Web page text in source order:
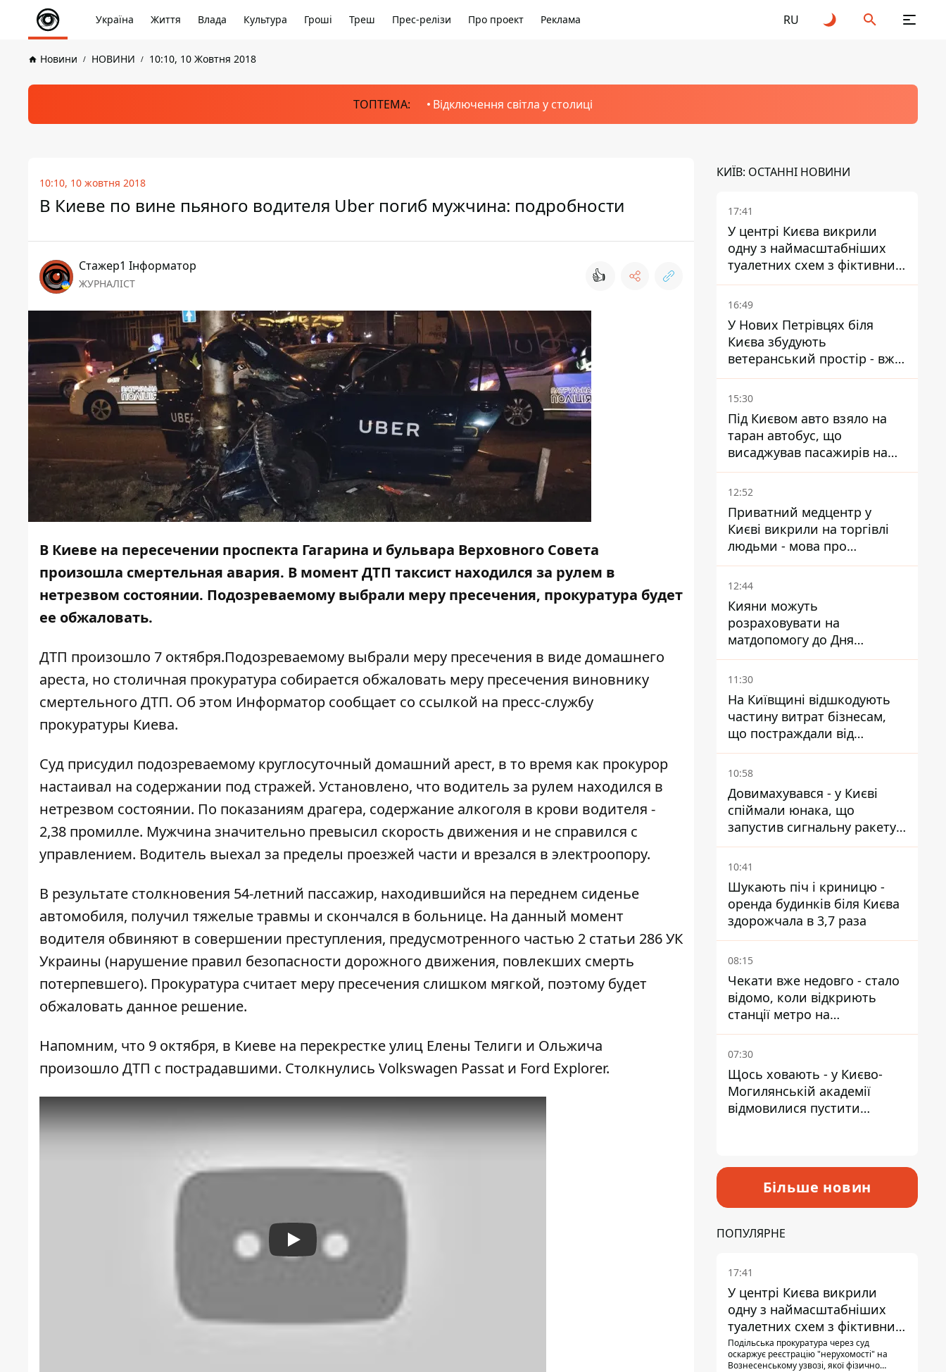
Україна Життя Влада Культура Гроші Треш Прес-релізи Про проект Реклама RU
Новини НОВИНИ 10:10, 10 Жовтня 2018
ТОПТЕМА: Відключення світла у столиці
10:10, 10 жовтня 2018
В Киеве по вине пьяного водителя Uber погиб мужчина: подробности
Стажер1 Інформатор
ЖУРНАЛІСТ 👍
В Киеве на пересечении проспекта Гагарина и бульвара Верховного Совета
произошла смертельная авария. В момент ДТП таксист находился за рулем в
нетрезвом состоянии. Подозреваемому выбрали меру пресечения, прокуратура будет
ее обжаловать.
ДТП произошло 7 октября.Подозреваемому выбрали меру пресечения в виде домашнего
ареста, но столичная прокуратура собирается обжаловать меру пресечения виновнику
смертельного ДТП. Об этом Информатор сообщает со ссылкой на пресс-службу
прокуратуры Киева.
Суд присудил подозреваемому круглосуточный домашний арест, в то время как прокурор
настаивал на содержании под стражей. Установлено, что водитель за рулем находился в
нетрезвом состоянии. По показаниям драгера, содержание алкоголя в крови водителя -
2,38 промилле. Мужчина значительно превысил скорость движения и не справился с
управлением. Водитель выехал за пределы проезжей части и врезался в электроопору.
В результате столкновения 54-летний пассажир, находившийся на переднем сиденье
автомобиля, получил тяжелые травмы и скончался в больнице. На данный момент
водителя обвиняют в совершении преступления, предусмотренного частью 2 статьи 286 УК
Украины (нарушение правил безопасности дорожного движения, повлекших смерть
потерпевшего). Прокуратура считает меру пресечения слишком мягкой, поэтому будет
обжаловать данное решение.
Напомним, что 9 октября, в Киеве на перекрестке улиц Елены Телиги и Ольжича
произошло ДТП с пострадавшими. Столкнулись Volkswagen Passat и Ford Explorer.
Play
КИЇВ: ОСТАННІ НОВИНИ
17:41
У центрі Києва викрили
одну з наймасштабніших
туалетних схем з фіктивним
будинком
16:49
У Нових Петрівцях біля
Києва збудують
ветеранський простір - вже
знайшли проєктанта
15:30
Під Києвом авто взяло на
таран автобус, що
висаджував пасажирів на
зупинці - пасажирка в
лікарні
12:52
Приватний медцентр у
Києві викрили на торгівлі
людьми - мова про
сурогатне материнство
12:44
Кияни можуть
розраховувати на
матдопомогу до Дня
незалежності - кому її
дадуть
11:30
На Київщині відшкодують
частину витрат бізнесам,
що постраждали від
прильотів ракет
10:58
Довимахувався - у Києві
спіймали юнака, що
запустив сигнальну ракету,
аби потішити дівчат
10:41
Шукають піч і криницю -
оренда будинків біля Києва
здорожчала в 3,7 раза
08:15
Чекати вже недовго - стало
відомо, коли відкриють
станції метро на
Виноградарі
07:30
Щось ховають - у Києво-
Могилянській академії
відмовилися пустити
Більше новин
ПОПУЛЯРНЕ
17:41
У центрі Києва викрили
одну з наймасштабніших
туалетних схем з фіктивним
будинком
Подільська прокуратура через суд
оскаржує реєстрацію "нерухомості" на
Вознесенському узвозі, якої фізично